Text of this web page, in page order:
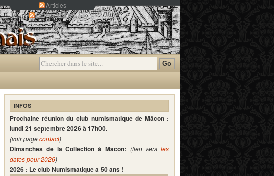
Articles
Commentaires
INFOS
Prochaine réunion du club numismatique de Mâcon :
lundi 21 septembre 2026 à 17h00.
(voir pagecontact)
Dimanches de la Collection à Mâcon: (lien vers les
dates pour 2026)
2026 : Le club Numismatique a 50 ans !